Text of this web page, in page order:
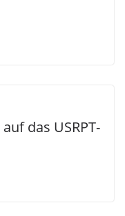
das USRPT-